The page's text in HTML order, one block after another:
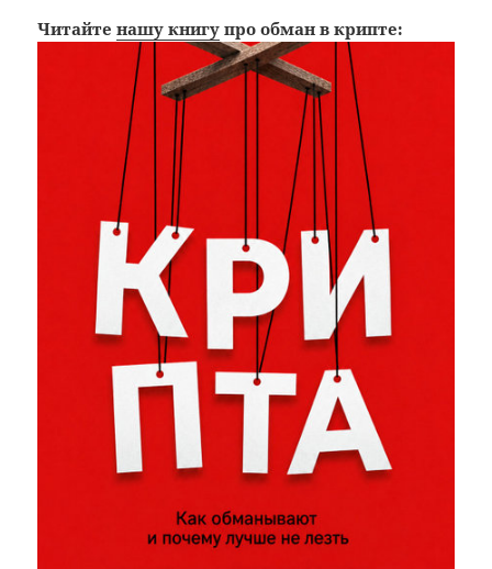
Читайтенашу книгу про обман в крипте: